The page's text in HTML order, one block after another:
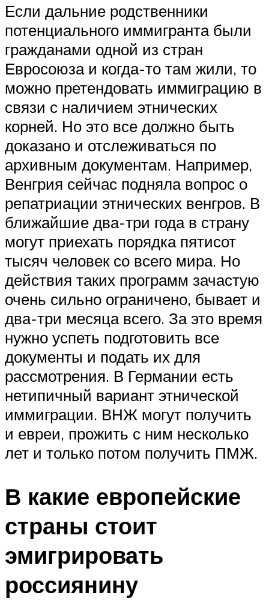
Если дальние родственники
потенциального иммигранта были
гражданами одной из стран
Евросоюза и когда-то там жили, то
можно претендовать иммиграцию в
связи с наличием этнических
корней. Но это все должно быть
доказано и отслеживаться по
архивным документам. Например,
Венгрия сейчас подняла вопрос о
репатриации этнических венгров. В
ближайшие два-три года в страну
могут приехать порядка пятисот
тысяч человек со всего мира. Но
действия таких программ зачастую
очень сильно ограничено, бывает и
два-три месяца всего. За это время
нужно успеть подготовить все
документы и подать их для
рассмотрения. В Германии есть
нетипичный вариант этнической
иммиграции. ВНЖ могут получить
и евреи, прожить с ним несколько
лет и только потом получить ПМЖ.
В какие европейские
страны стоит
эмигрировать
россиянину